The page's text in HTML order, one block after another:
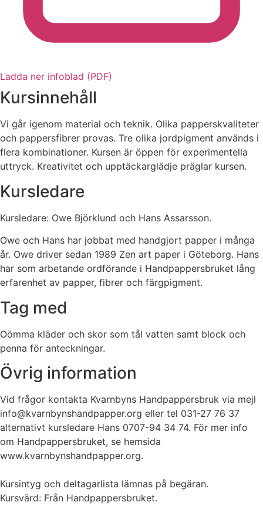
Ladda ner infoblad (PDF)
Kursinnehåll
Vi går igenom material och teknik. Olika papperskvaliteter
och pappersfibrer provas. Tre olika jordpigment används i
flera kombinationer. Kursen är öppen för experimentella
uttryck. Kreativitet och upptäckarglädje präglar kursen.
Kursledare
Kursledare: Owe Björklund och Hans Assarsson.
Owe och Hans har jobbat med handgjort papper i många
år. Owe driver sedan 1989 Zen art paper i Göteborg. Hans
har som arbetande ordförande i Handpappersbruket lång
erfarenhet av papper, fibrer och färgpigment.
Tag med
Oömma kläder och skor som tål vatten samt block och
penna för anteckningar.
Övrig information
Vid frågor kontakta Kvarnbyns Handpappersbruk via mejl
info@kvarnbynshandpapper.org eller tel 031-27 76 37
alternativt kursledare Hans 0707-94 34 74. För mer info
om Handpappersbruket, se hemsida
www.kvarnbynshandpapper.org.
Kursintyg och deltagarlista lämnas på begäran.
Kursvärd: Från Handpappersbruket.